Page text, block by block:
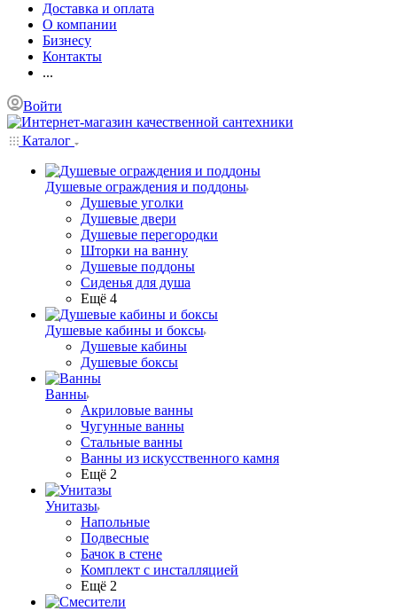
Доставка и оплата
О компании
Бизнесу
Контакты
...
Войти
Каталог
Душевые ограждения и поддоны
Душевые уголки
Душевые двери
Душевые перегородки
Шторки на ванну
Душевые поддоны
Сиденья для душа
Ещё 4
Душевые кабины и боксы
Душевые кабины
Душевые боксы
Ванны
Акриловые ванны
Чугунные ванны
Стальные ванны
Ванны из искусственного камня
Ещё 2
Унитазы
Напольные
Подвесные
Бачок в стене
Комплект с инсталляцией
Ещё 2